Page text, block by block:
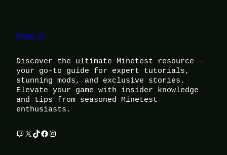
Foox U
Discover the ultimate Minetest resource –
your go-to guide for expert tutorials,
stunning mods, and exclusive stories.
Elevate your game with insider knowledge
and tips from seasoned Minetest
enthusiasts.
Twitch X TikTok Facebook Instagram